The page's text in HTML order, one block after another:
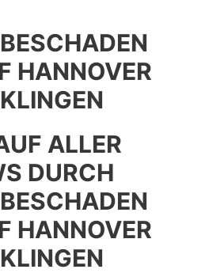
HANNOVER
ALLER
DURCH
HANNOVER